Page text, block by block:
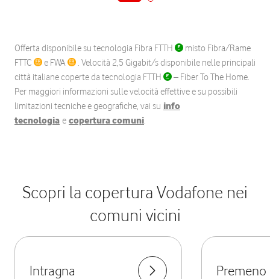
Offerta disponibile su tecnologia Fibra FTTH
misto Fibra/Rame
FTTC
e FWA
. Velocità 2,5 Gigabit/s disponibile nelle principali
città italiane coperte da tecnologia FTTH
– Fiber To The Home.
Per maggiori informazioni sulle velocità effettive e su possibili
limitazioni tecniche e geografiche, vai su info
tecnologia e copertura comuni.
Scopri la copertura Vodafone nei
comuni vicini
Intragna Premeno